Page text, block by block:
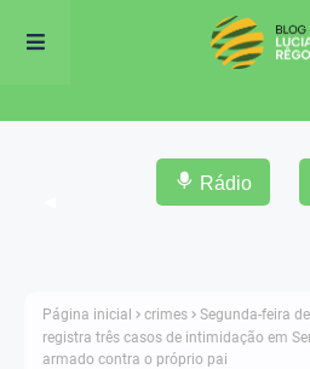
Rádio
Página inicial crimes
Segunda-feira
registra três casos de intimidação em
armado contra o próprio pai